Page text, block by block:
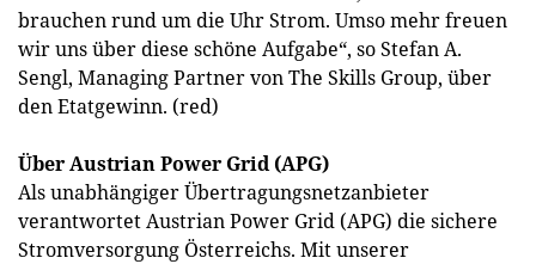
brauchen rund um die Uhr Strom. Umso mehr freuen
wir uns über diese schöne Aufgabe“, so Stefan A.
Sengl, Managing Partner von The Skills Group, über
den Etatgewinn. (red)
Über Austrian Power Grid (APG)
Als unabhängiger Übertragungsnetzanbieter
verantwortet Austrian Power Grid (APG) die sichere
Stromversorgung Österreichs. Mit unserer